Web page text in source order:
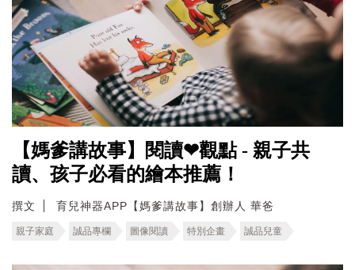
【媽爹講故事】閱讀❤觀點 - 親子共
讀、孩子必看的繪本推薦！
撰文 育兒神器APP【媽爹講故事】創辦人 華爸
親子家庭 誠品專欄 圖像閱讀 特別企畫 誠品兒童